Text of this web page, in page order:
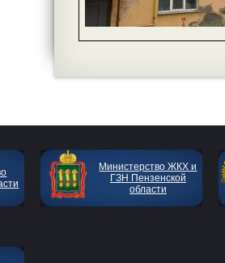
Министерство ЖКХ и
ГЗН Пензенской
области